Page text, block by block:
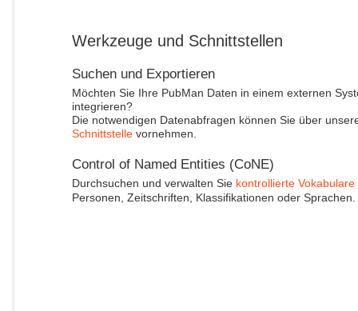
Werkzeuge und Schnittstellen
Suchen und Exportieren
Möchten Sie Ihre PubMan Daten in einem externen
integrieren?
Die notwendigen Datenabfragen können Sie über
Schnittstellevornehmen.
Control of Named Entities (CoNE)
Durchsuchen und verwalten Sie kontrollierte Vokabulare
Personen, Zeitschriften, Klassifikationen oder Sprachen.